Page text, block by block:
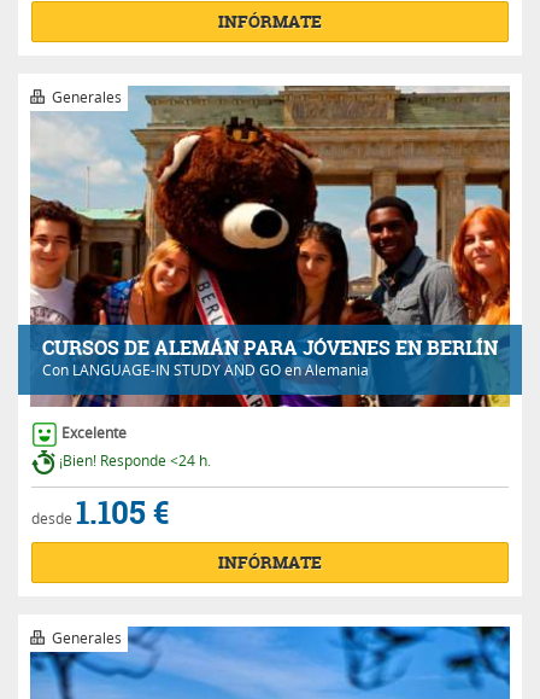
INFÓRMATE
CURSOS DE ALEMÁN PARA JÓVENES EN BERLÍN
Con LANGUAGE-IN STUDY AND GOen Alemania
Generales
Excelente
¡Bien! Responde <24 h.
desde 1.105 €
INFÓRMATE
Generales